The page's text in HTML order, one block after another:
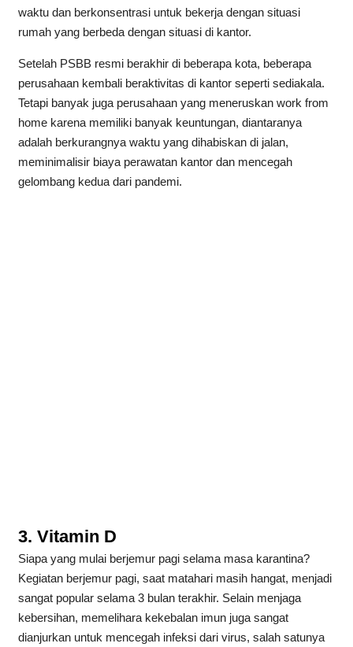
waktu dan berkonsentrasi untuk bekerja dengan situasi
rumah yang berbeda dengan situasi di kantor.
Setelah PSBB resmi berakhir di beberapa kota, beberapa
perusahaan kembali beraktivitas di kantor seperti sediakala.
Tetapi banyak juga perusahaan yang meneruskan work from
home karena memiliki banyak keuntungan, diantaranya
adalah berkurangnya waktu yang dihabiskan di jalan,
meminimalisir biaya perawatan kantor dan mencegah
gelombang kedua dari pandemi.
3. Vitamin D
Siapa yang mulai berjemur pagi selama masa karantina?
Kegiatan berjemur pagi, saat matahari masih hangat, menjadi
sangat popular selama 3 bulan terakhir. Selain menjaga
kebersihan, memelihara kekebalan imun juga sangat
dianjurkan untuk mencegah infeksi dari virus, salah satunya